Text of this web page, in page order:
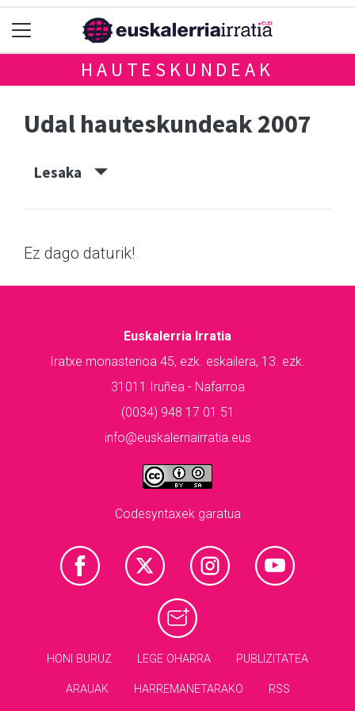
HAUTESKUNDEAK
Udal hauteskundeak 2007
Lesaka
Ez dago daturik!
Euskalerria Irratia
Iratxe monasterioa 45, ezk. eskailera, 13. ezk.
31011 Iruñea - Nafarroa
(0034) 948 17 01 51
info@euskalerriairratia.eus
Codesyntaxek garatua
HONI BURUZ LEGE OHARRA PUBLIZITATEA
ARAUAK HARREMANETARAKO RSS